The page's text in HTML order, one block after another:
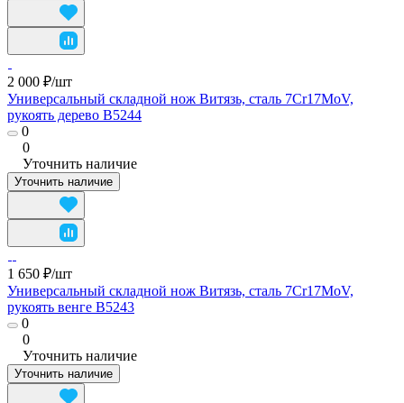
2 000 ₽/шт
Универсальный складной нож Витязь, сталь 7Cr17MoV,
рукоять дерево B5244
0
0
Уточнить наличие
Уточнить наличие
1 650 ₽/шт
Универсальный складной нож Витязь, сталь 7Cr17MoV,
рукоять венге B5243
0
0
Уточнить наличие
Уточнить наличие